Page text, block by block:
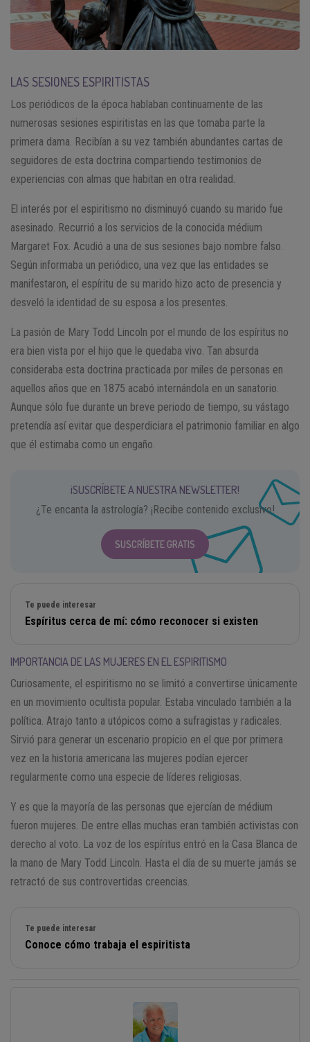
LAS SESIONES ESPIRITISTAS
Los periódicos de la época hablaban continuamente de las
numerosas sesiones espiritistas en las que tomaba parte la
primera dama. Recibían a su vez también abundantes cartas de
seguidores de esta doctrina compartiendo testimonios de
experiencias con almas que habitan en otra realidad.
El interés por el espiritismo no disminuyó cuando su marido fue
asesinado. Recurrió a los servicios de la conocida médium
Margaret Fox. Acudió a una de sus sesiones bajo nombre falso.
Según informaba un periódico, una vez que las entidades se
manifestaron, el espíritu de su marido hizo acto de presencia y
desveló la identidad de su esposa a los presentes.
La pasión de Mary Todd Lincoln por el mundo de los espíritus no
era bien vista por el hijo que le quedaba vivo. Tan absurda
consideraba esta doctrina practicada por miles de personas en
aquellos años que en 1875 acabó internándola en un sanatorio.
Aunque sólo fue durante un breve periodo de tiempo, su vástago
pretendía así evitar que desperdiciara el patrimonio familiar en algo
que él estimaba como un engaño.
¡SUSCRÍBETE A NUESTRA NEWSLETTER!
¿Te encanta la astrología? ¡Recibe contenido exclusivo!
SUSCRÍBETE GRATIS
Te puede interesar
Espíritus cerca de mí: cómo reconocer si existen
IMPORTANCIA DE LAS MUJERES EN EL ESPIRITISMO
Curiosamente, el espiritismo no se limitó a convertirse únicamente
en un movimiento ocultista popular. Estaba vinculado también a la
política. Atrajo tanto a utópicos como a sufragistas y radicales.
Sirvió para generar un escenario propicio en el que por primera
vez en la historia americana las mujeres podían ejercer
regularmente como una especie de líderes religiosas.
Y es que la mayoría de las personas que ejercían de médium
fueron mujeres. De entre ellas muchas eran también activistas con
derecho al voto. La voz de los espíritus entró en la Casa Blanca de
la mano de Mary Todd Lincoln. Hasta el día de su muerte jamás se
retractó de sus controvertidas creencias.
Te puede interesar
Conoce cómo trabaja el espiritista